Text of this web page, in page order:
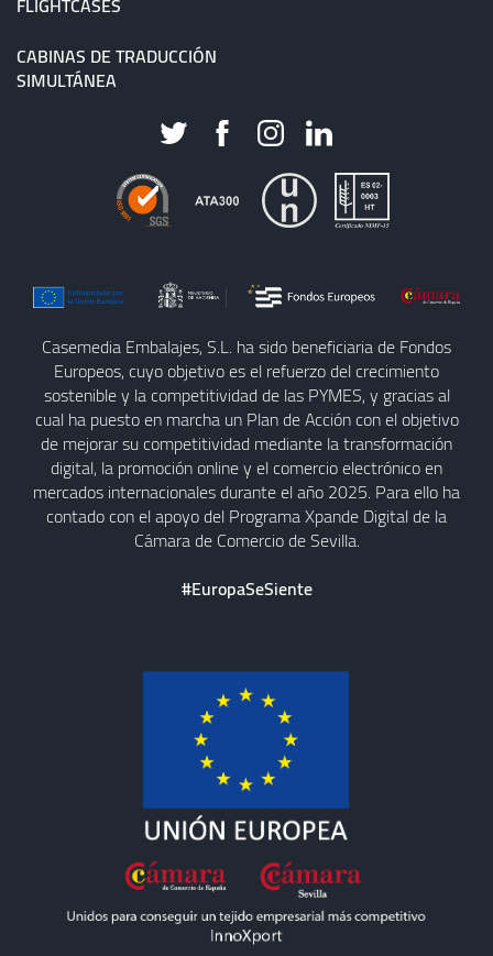
CABINAS DE TRADUCCIÓN
SIMULTÁNEA
Casemedia Embalajes, S.L. ha sido beneficiaria de Fondos
Europeos, cuyo objetivo es el refuerzo del crecimiento
sostenible y la competitividad de las PYMES, y gracias al
cual ha puesto en marcha un Plan de Acción con el objetivo
de mejorar su competitividad mediante la transformación
digital, la promoción online y el comercio electrónico en
mercados internacionales durante el año 2025. Para ello ha
contado con el apoyo del Programa Xpande Digital de la
Cámara de Comercio de Sevilla.
#EuropaSeSiente